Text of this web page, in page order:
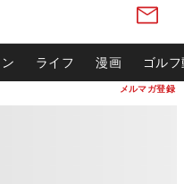
メルマガ登録
ライフ 漫画 ゴル